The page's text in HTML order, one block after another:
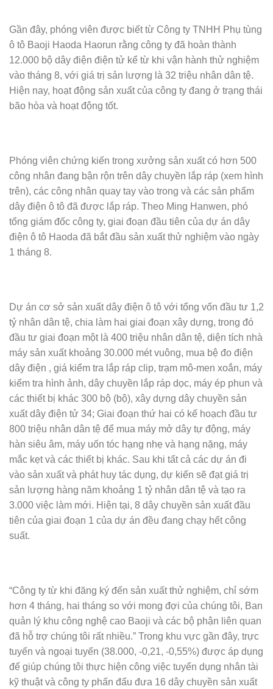
Gần đây, phóng viên được biết từ Công ty TNHH Phụ tùng
ô tô Baoji Haoda Haorun rằng công ty đã hoàn thành
12.000 bộ dây điện điện tử kể từ khi vận hành thử nghiệm
vào tháng 8, với giá trị sản lượng là 32 triệu nhân dân tệ.
Hiện nay, hoạt động sản xuất của công ty đang ở trạng thái
bão hòa và hoạt động tốt.
Phóng viên chứng kiến ​​trong xưởng sản xuất có hơn 500
công nhân đang bận rộn trên dây chuyền lắp ráp (xem hình
trên), các công nhân quay tay vào trong và các sản phẩm
dây điện ô tô đã được lắp ráp. Theo Ming Hanwen, phó
tổng giám đốc công ty, giai đoạn đầu tiên của dự án dây
điện ô tô Haoda đã bắt đầu sản xuất thử nghiệm vào ngày
1 tháng 8.
Dự án cơ sở sản xuất dây điện ô tô với tổng vốn đầu tư 1,2
tỷ nhân dân tệ, chia làm hai giai đoạn xây dựng, trong đó
đầu tư giai đoạn một là 400 triệu nhân dân tệ, diện tích nhà
máy sản xuất khoảng 30.000 mét vuông, mua bệ đo điện
dây điện , giá kiểm tra lắp ráp clip, trạm mô-men xoắn, máy
kiểm tra hình ảnh, dây chuyền lắp ráp dọc, máy ép phun và
các thiết bị khác 300 bộ (bộ), xây dựng dây chuyền sản
xuất dây điện tử 34; Giai đoạn thứ hai có kế hoạch đầu tư
800 triệu nhân dân tệ để mua máy mở dây tự động, máy
hàn siêu âm, máy uốn tóc hạng nhẹ và hạng nặng, máy
mắc kẹt và các thiết bị khác. Sau khi tất cả các dự án đi
vào sản xuất và phát huy tác dụng, dự kiến ​​sẽ đạt giá trị
sản lượng hàng năm khoảng 1 tỷ nhân dân tệ và tạo ra
3.000 việc làm mới. Hiện tại, 8 dây chuyền sản xuất đầu
tiên của giai đoạn 1 của dự án đều đang chạy hết công
suất.
“Công ty từ khi đăng ký đến sản xuất thử nghiệm, chỉ sớm
hơn 4 tháng, hai tháng so với mong đợi của chúng tôi, Ban
quản lý khu công nghệ cao Baoji và các bộ phận liên quan
đã hỗ trợ chúng tôi rất nhiều.” Trong khu vực gần đây, trực
tuyến và ngoại tuyến (38.000, -0,21, -0,55%) được áp dụng
để giúp chúng tôi thực hiện công việc tuyển dụng nhân tài
kỹ thuật và công ty phấn đấu đưa 16 dây chuyền sản xuất